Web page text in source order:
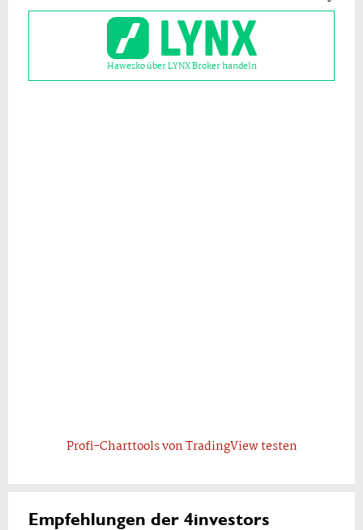
Hawesko über LYNX Broker handeln
Profi-Charttools von TradingView testen
Empfehlungen der 4investors